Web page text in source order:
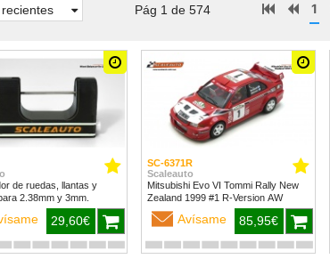
Pág 1 de 574 1
de ruedas, llantas y
2.38mm y 3mm.
29,60€
SC-6371R
Scaleauto
Mitsubishi Evo VI Tommi Rally New
Zealand 1999 #1 R-Version AW
Avísame 85,95€